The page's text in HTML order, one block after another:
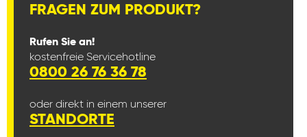
FRAGEN ZUM PRODUKT?
Rufen Sie an!
kostenfreie Servicehotline
0800 26 76 36 78
oder direkt in einem unserer
STANDORTE